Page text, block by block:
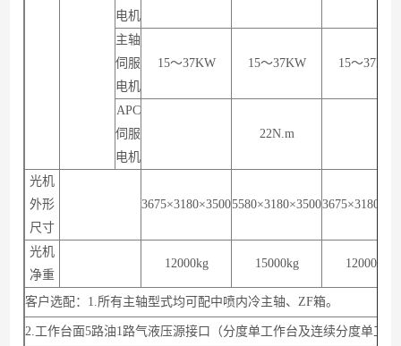
电机
主轴
伺服
电机
15～37KW 15～37KW 15～37KW
APC
伺服
电机
22N.m
光机
外形
尺寸
3675×3180×35005580×3180×3500
光机
净重
12000kg 15000kg 12000kg
客户选配：1.所有主轴型式均可配中喷内冷主轴、ZF箱。
2.工作台面5路油1路气液压源接口（分度单工作台及连续分度单工